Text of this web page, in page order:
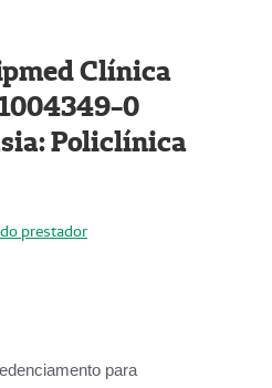
Clínica
0
Policlínica
prestador
para